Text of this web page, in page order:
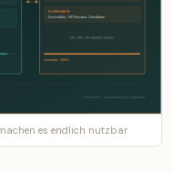
es endlich nutzbar